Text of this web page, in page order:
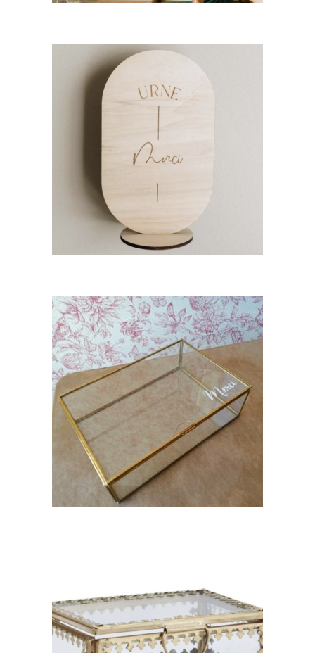
Panneau Valentin « Urne
merci »
Cagnotte dorée « Celine »
13,00
Boîte alliances dorée